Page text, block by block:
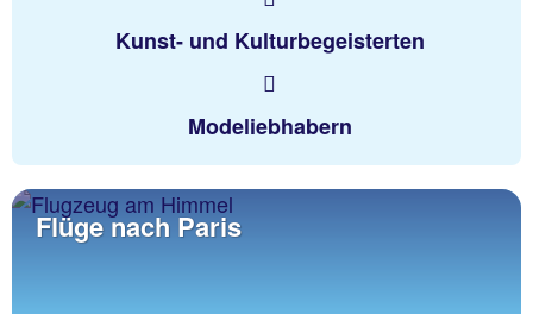
Kunst- und Kulturbegeisterten
Modeliebhabern
Flüge nach Paris